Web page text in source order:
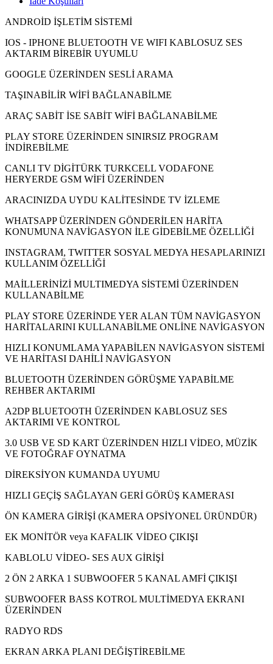
ANDROİD İŞLETİM SİSTEMİ
IOS - IPHONE BLUETOOTH VE WIFI KABLOSUZ SES
AKTARIM BİREBİR UYUMLU
GOOGLE ÜZERİNDEN SESLİ ARAMA
TAŞINABİLİR WİFİ BAĞLANABİLME
ARAÇ SABİT İSE SABİT WİFİ BAĞLANABİLME
PLAY STORE ÜZERİNDEN SINIRSIZ PROGRAM
İNDİREBİLME
CANLI TV DİGİTÜRK TURKCELL VODAFONE
HERYERDE GSM WİFİ ÜZERİNDEN
ARACINIZDA UYDU KALİTESİNDE TV İZLEME
WHATSAPP ÜZERİNDEN GÖNDERİLEN HARİTA
KONUMUNA NAVİGASYON İLE GİDEBİLME ÖZELLİĞİ
INSTAGRAM, TWITTER SOSYAL MEDYA HESAPLARINIZI
KULLANIM ÖZELLİĞİ
MAİLLERİNİZİ MULTIMEDYA SİSTEMİ ÜZERİNDEN
KULLANABİLME
PLAY STORE ÜZERİNDE YER ALAN TÜM NAVİGASYON
HARİTALARINI KULLANABİLME ONLİNE NAVİGASYON
HIZLI KONUMLAMA YAPABİLEN NAVİGASYON SİSTEMİ
VE HARİTASI DAHİLİ NAVİGASYON
BLUETOOTH ÜZERİNDEN GÖRÜŞME YAPABİLME
REHBER AKTARIMI
A2DP BLUETOOTH ÜZERİNDEN KABLOSUZ SES
AKTARIMI VE KONTROL
3.0 USB VE SD KART ÜZERİNDEN HIZLI VİDEO, MÜZİK
VE FOTOĞRAF OYNATMA
DİREKSİYON KUMANDA UYUMU
HIZLI GEÇİŞ SAĞLAYAN GERİ GÖRÜŞ KAMERASI
ÖN KAMERA GİRİŞİ (KAMERA OPSİYONEL ÜRÜNDÜR)
EK MONİTÖR veya KAFALIK VİDEO ÇIKIŞI
KABLOLU VİDEO- SES AUX GİRİŞİ
2 ÖN 2 ARKA 1 SUBWOOFER 5 KANAL AMFİ ÇIKIŞI
SUBWOOFER BASS KOTROL MULTİMEDYA EKRANI
ÜZERİNDEN
RADYO RDS
EKRAN ARKA PLANI DEĞİŞTİREBİLME